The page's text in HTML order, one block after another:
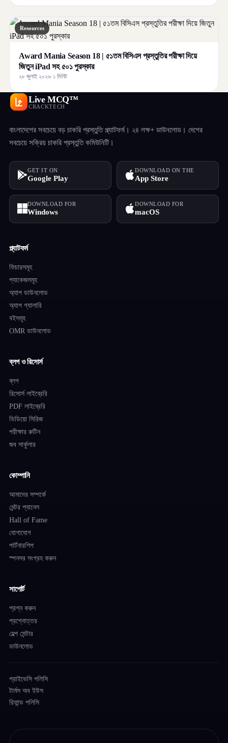
Resources
Award Mania Season 18 | ৫১তম বিসিএস প্রস্তুতির পরীক্ষা দিয়ে
জিতুন iPad সহ ৫০১ পুরস্কার
২৮ জুলাই ২০২৬·১ মিনিট
Live MCQ™
CRACKTECH
বাংলাদেশের সবচেয়ে বড় চাকরি প্রস্তুতি প্ল্যাটফর্ম। ২৪ লক্ষ+ ডাউনলোড। দেশের
সবচেয়ে সক্রিয় চাকরি প্রস্তুতি কমিউনিটি।
GET IT ON
Google Play
DOWNLOAD ON THE
App Store
DOWNLOAD FOR
Windows
DOWNLOAD FOR
macOS
প্ল্যাটফর্ম
ফিচারসমূহ
প্যাকেজসমূহ
অ্যাপ ডাউনলোড
অ্যাপ গ্যালারি
বইসমূহ
OMR ডাউনলোড
ব্লগ ও রিসোর্স
ব্লগ
রিসোর্স লাইব্রেরি
PDF লাইব্রেরি
ভিডিয়ো সিরিজ
পরীক্ষার রুটিন
জব সার্কুলার
কোম্পানি
আমাদের সম্পর্কে
মেন্টর প্যানেল
Hall of Fame
যোগাযোগ
পার্টনারশিপ
স্পনসর সংগ্রহ করুন
সাপোর্ট
প্রশ্ন করুন
প্রশ্নোত্তর
হেল্প সেন্টার
ডাউনলোড
প্রাইভেসি পলিসি
টার্মস অব ইউস
রিফান্ড পলিসি